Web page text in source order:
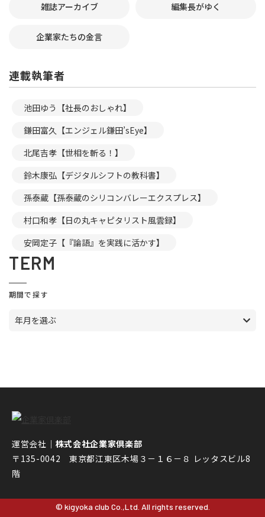
雑誌アーカイブ 編集長がゆく
企業家たちの金言
連載執筆者
池田ゆう【社長のおしゃれ】
鎌田富久【エンジェル鎌田’sEye】
北尾吉孝【世相を斬る！】
鈴木康弘【デジタルシフトの教科書】
孫泰蔵【孫泰蔵のシリコンバレーエクスプレス】
村口和孝【日の丸キャピタリスト風雲録】
安岡定子【『論語』を実践に活かす】
TERM
期間で探す
年月を選ぶ
運営会社｜ 株式会社企業家倶楽部
〒135-0042 東京都江東区木場３－１６－８ レッタスビル8
階
© kigyoka club Co.,Ltd. All rights reserved.